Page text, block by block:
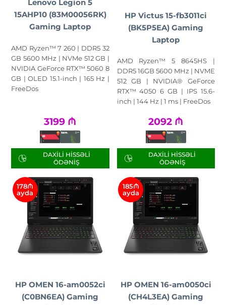
Lenovo Legion 5
15AHP10 (83M00056RK)
Gaming Laptop
AMD Ryzen™ 7 260 | DDR5 32
GB 5600 MHz | NVMe 512 GB |
NVIDIA GeForce RTX™ 5060 8
GB | OLED 15.1-inch | 165 Hz |
FreeDos
3199 ₼
DAXILI HISSƏLI
ÖDƏNIŞ
HP Victus 15-fb3011ci
(BK5P5EA) Gaming
Laptop
AMD Ryzen™ 5 8645HS |
DDR5 16GB 5600 MHz | NVME
512 GB | NVIDIA® GeForce
RTX™ 4050 6 GB | IPS 15.6-
inch | 144 Hz | 1 ms | FreeDos
2092 ₼
DAXILI HISSƏLI
ÖDƏNIŞ
178₼
ayda
HP OMEN 16-am0052ci
(C0BN6EA) Gaming
185₼
ayda
HP OMEN 16-am0050ci
(CH4L3EA) Gaming